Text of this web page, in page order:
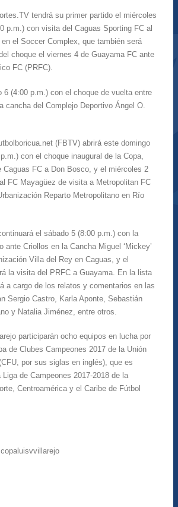
tendrá su primer partido el miércoles
p.m.) con visita del Caguas Sporting FC al
el Soccer Complex, que también será
choque el viernes 4 de Guayama FC ante
FC (PRFC).
6 (4:00 p.m.) con el choque de vuelta entre
cancha del Complejo Deportivo Ángel O.
(FBTV) abrirá este domingo
con el choque inaugural de la Copa,
Caguas FC a Don Bosco, y el miércoles 2
FC Mayagüez de visita a Metropolitan FC
Reparto Metropolitano en Río
el sábado 5 (8:00 p.m.) con la
ante Criollos en la Cancha Miguel ‘Mickey’
Villa del Rey en Caguas, y el
la visita del PRFC a Guayama. En la lista
a cargo de los relatos y comentarios en las
Sergio Castro, Karla Aponte, Sebastián
y Natalia Jiménez, entre otros.
participarán ocho equipos en lucha por
de Clubes Campeones 2017 de la Unión
por sus siglas en inglés), que es
de Campeones 2017-2018 de la
Centroamérica y el Caribe de Fútbol